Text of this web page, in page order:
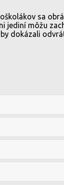
sa
jediní môžu
dokázali